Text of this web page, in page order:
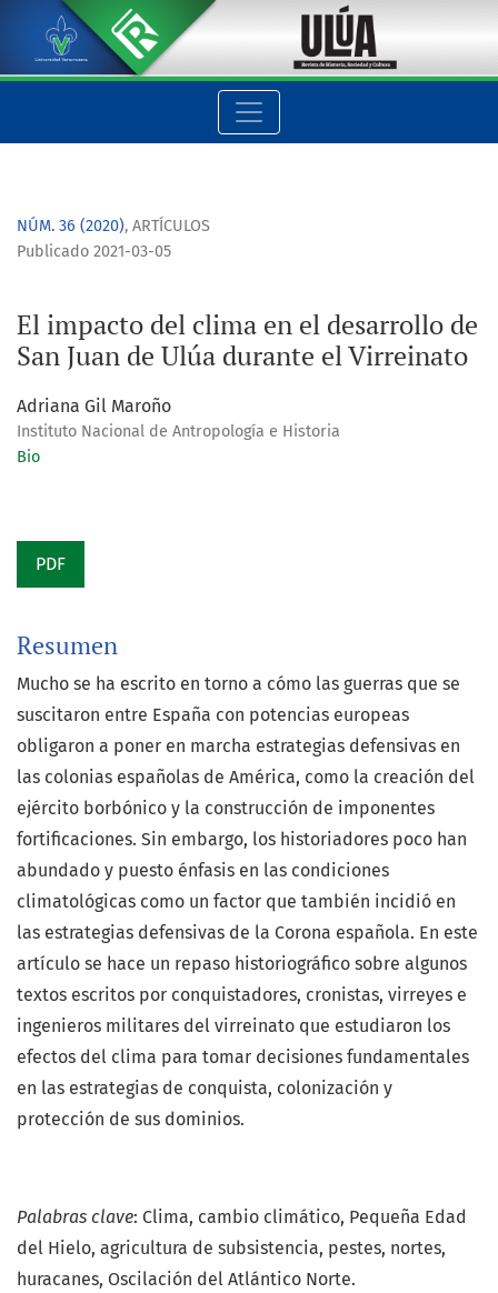
El impacto del clima en el desarrollo de San Juan de Ulúa
NÚM. 36 (2020), ARTÍCULOS
El impacto del clima en el desarrollo de
San Juan de Ulúa durante el Virreinato
Publicado 2021-03-05
Adriana Gil Maroño
Instituto Nacional de Antropología e Historia
Bio
PDF
Resumen
Mucho se ha escrito en torno a cómo las guerras que se
suscitaron entre España con potencias europeas
obligaron a poner en marcha estrategias defensivas en
las colonias españolas de América, como la creación del
ejército borbónico y la construcción de imponentes
fortificaciones. Sin embargo, los historiadores poco han
abundado y puesto énfasis en las condiciones
climatológicas como un factor que también incidió en
las estrategias defensivas de la Corona española. En este
artículo se hace un repaso historiográfico sobre algunos
textos escritos por conquistadores, cronistas, virreyes e
ingenieros militares del virreinato que estudiaron los
efectos del clima para tomar decisiones fundamentales
en las estrategias de conquista, colonización y
protección de sus dominios.
Palabras clave: Clima, cambio climático, Pequeña Edad
del Hielo, agricultura de subsistencia, pestes, nortes,
huracanes, Oscilación del Atlántico Norte.